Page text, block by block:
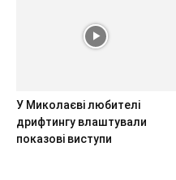
У Миколаєві любителі
дрифтингу влаштували
показові виступи